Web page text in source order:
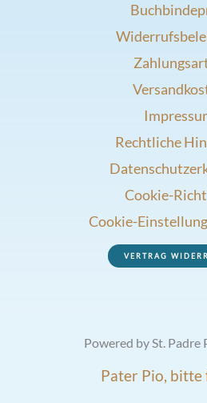
Rechtliche
Cookie-
Cookie-
VERTRAG
Powered by St. Padre
Pater Pio, bitte